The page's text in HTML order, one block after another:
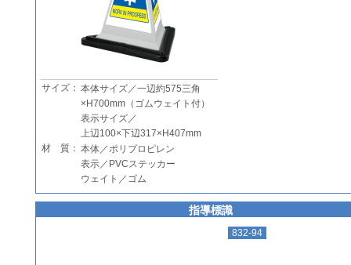
サイズ： 本体サイズ／一辺約575三角
×H700mm（ゴムウェイト付）
表示サイズ／
上辺100×下辺317×H407mm
材 質： 本体／ポリプロピレン
表示／PVCステッカー
ウェイト／ゴム
指導標識
832-94